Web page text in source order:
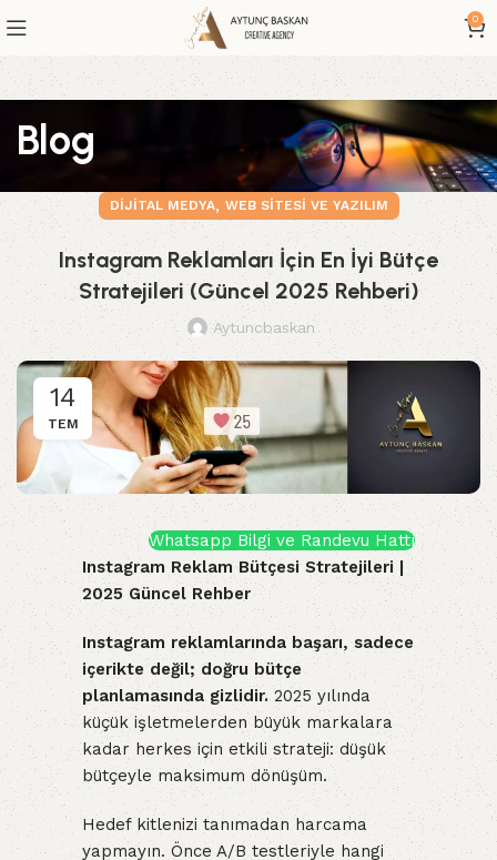
0
Blog
DIJITAL MEDYA, WEB SITESI VE YAZILIM
Instagram Reklamları İçin En İyi Bütçe
Stratejileri (Güncel 2025 Rehberi)
Aytuncbaskan
14
TEM
Whatsapp Bilgi ve Randevu Hattı
Instagram Reklam Bütçesi Stratejileri |
2025 Güncel Rehber
Instagram reklamlarında başarı, sadece
içerikte değil; doğru bütçe
planlamasında gizlidir.2025 yılında
küçük işletmelerden büyük markalara
kadar herkes için etkili strateji: düşük
bütçeyle maksimum dönüşüm.
Hedef kitlenizi tanımadan harcama
yapmayın. Önce A/B testleriyle hangi